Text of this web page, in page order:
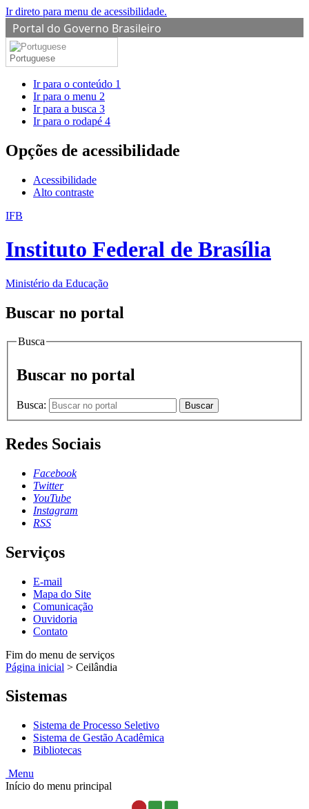
Ir direto para menu de acessibilidade.
Portal do Governo Brasileiro
Portuguese
Ir para o conteúdo 1
Ir para o menu 2
Ir para a busca 3
Ir para o rodapé 4
Opções de acessibilidade
Acessibilidade
Alto contraste
IFB
Instituto Federal de Brasília
Ministério da Educação
Buscar no portal
Busca
Buscar no portal
Busca: Buscar
Redes Sociais
Facebook
Twitter
YouTube
Instagram
RSS
Serviços
E-mail
Mapa do Site
Comunicação
Ouvidoria
Contato
Fim do menu de serviços
Página inicial > Ceilândia
Sistemas
Sistema de Processo Seletivo
Sistema de Gestão Acadêmica
Bibliotecas
Menu
Início do menu principal